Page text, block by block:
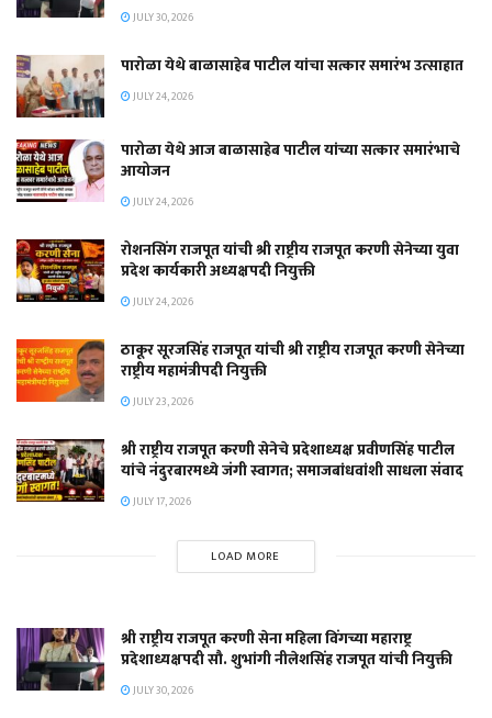
JULY 30, 2026
पारोळा येथे बाळासाहेब पाटील यांचा सत्कार समारंभ उत्साहात
JULY 24, 2026
पारोळा येथे आज बाळासाहेब पाटील यांच्या सत्कार समारंभाचे
आयोजन
JULY 24, 2026
रोशनसिंग राजपूत यांची श्री राष्ट्रीय राजपूत करणी सेनेच्या युवा
प्रदेश कार्यकारी अध्यक्षपदी नियुक्ती
JULY 24, 2026
ठाकूर सूरजसिंह राजपूत यांची श्री राष्ट्रीय राजपूत करणी सेनेच्या
राष्ट्रीय महामंत्रीपदी नियुक्ती
JULY 23, 2026
श्री राष्ट्रीय राजपूत करणी सेनेचे प्रदेशाध्यक्ष प्रवीणसिंह पाटील
यांचे नंदुरबारमध्ये जंगी स्वागत; समाजबांधवांशी साधला संवाद
JULY 17, 2026
LOAD MORE
श्री राष्ट्रीय राजपूत करणी सेना महिला विंगच्या महाराष्ट्र
प्रदेशाध्यक्षपदी सौ. शुभांगी नीलेशसिंह राजपूत यांची नियुक्ती
JULY 30, 2026